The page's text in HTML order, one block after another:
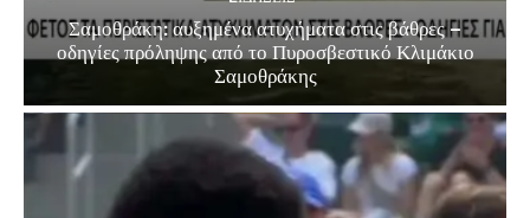
Σαμοθράκη: αυξημένα ατυχήματα στις βάθρες –
οδηγίες πρόληψης από το Πυροσβεστικό Κλιμάκιο
Σαμοθράκης